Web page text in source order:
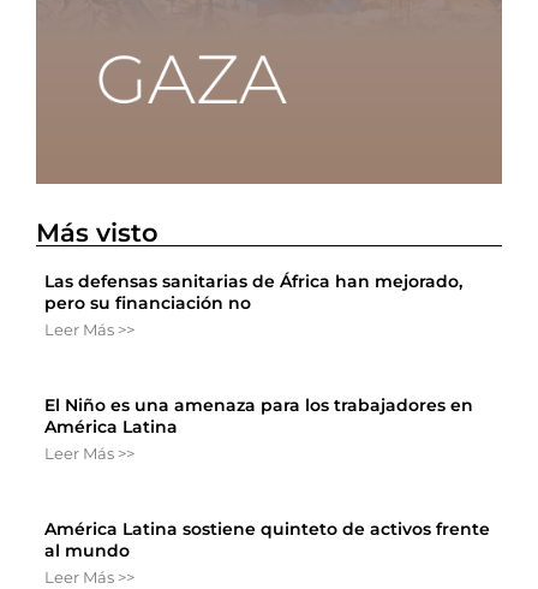
Más visto
Las defensas sanitarias de África han mejorado,
pero su financiación no
Leer Más >>
El Niño es una amenaza para los trabajadores en
América Latina
Leer Más >>
América Latina sostiene quinteto de activos frente
al mundo
Leer Más >>